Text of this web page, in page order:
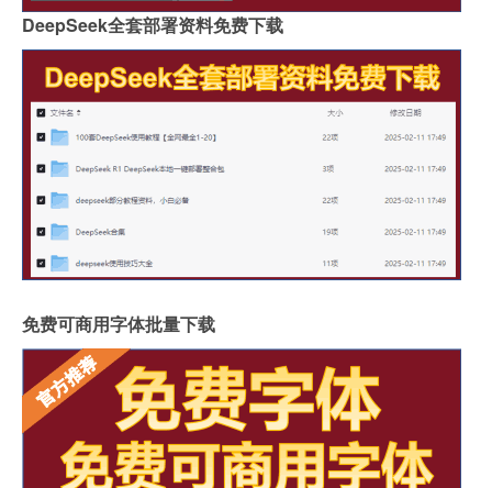
DeepSeek全套部署资料免费下载
免费可商用字体批量下载